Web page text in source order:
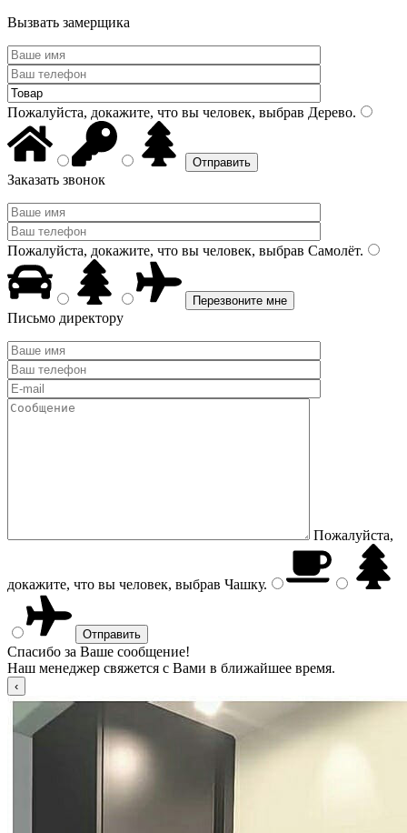
Вызвать замерщика
Пожалуйста, докажите, что вы человек, выбрав Дерево.
Заказать звонок
Пожалуйста, докажите, что вы человек, выбрав Самолёт.
Письмо директору
Пожалуйста,
докажите, что вы человек, выбрав Чашку.
Спасибо за Ваше сообщение!
Наш менеджер свяжется с Вами в ближайшее время.